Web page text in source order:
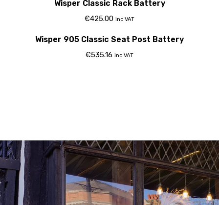
Wisper Classic Rack Battery
€425.00 inc VAT
Wisper 905 Classic Seat Post Battery
€535.16 inc VAT